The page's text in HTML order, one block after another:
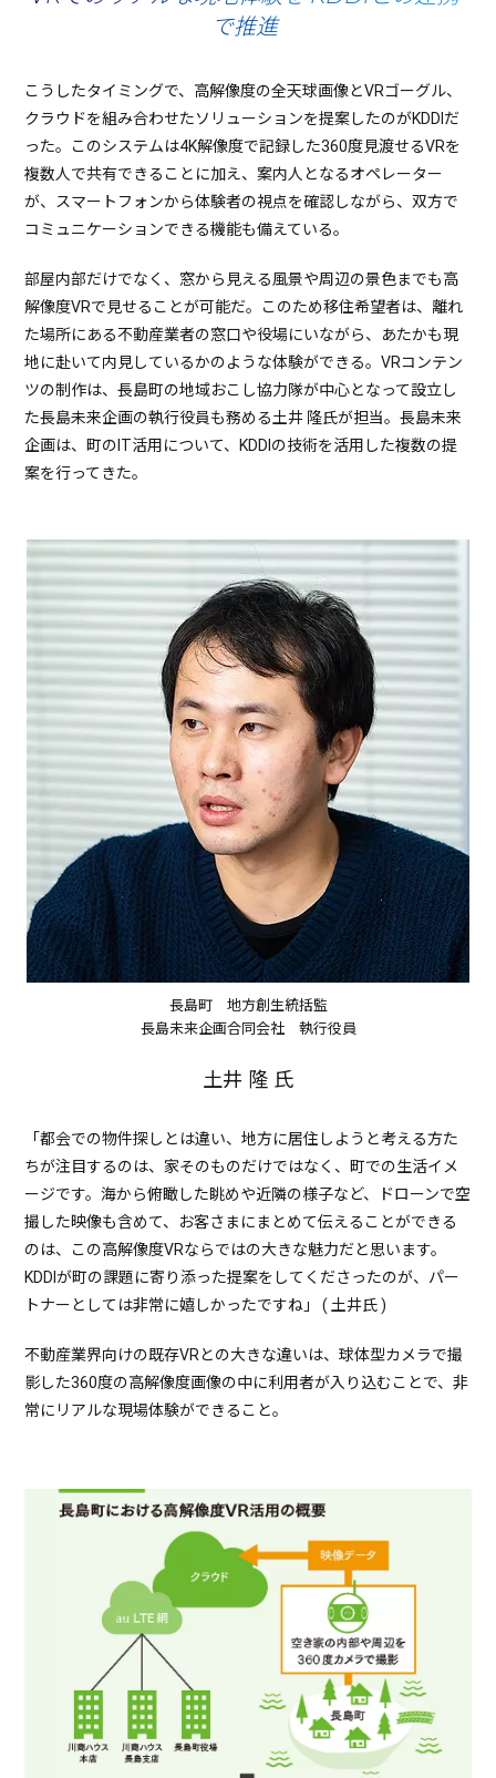
で推進
こうしたタイミングで、高解像度の全天球画像とVRゴーグル、
クラウドを組み合わせたソリューションを提案したのがKDDIだ
った。このシステムは4K解像度で記録した360度見渡せるVRを
複数人で共有できることに加え、案内人となるオペレーター
が、スマートフォンから体験者の視点を確認しながら、双方で
コミュニケーションできる機能も備えている。
部屋内部だけでなく、窓から見える風景や周辺の景色までも高
解像度VRで見せることが可能だ。このため移住希望者は、離れ
た場所にある不動産業者の窓口や役場にいながら、あたかも現
地に赴いて内見しているかのような体験ができる。VRコンテン
ツの制作は、長島町の地域おこし協力隊が中心となって設立し
た長島未来企画の執行役員も務める土井 隆氏が担当。長島未来
企画は、町のIT活用について、KDDIの技術を活用した複数の提
案を行ってきた。
「都会での物件探しとは違い、地方に居住しようと考える方た
ちが注目するのは、家そのものだけではなく、町での生活イメ
ージです。海から俯瞰した眺めや近隣の様子など、ドローンで空
撮した映像も含めて、お客さまにまとめて伝えることができる
のは、この高解像度VRならではの大きな魅力だと思います。
KDDIが町の課題に寄り添った提案をしてくださったのが、パー
トナーとしては非常に嬉しかったですね」 ( 土井氏 )
不動産業界向けの既存VRとの大きな違いは、球体型カメラで撮
影した360度の高解像度画像の中に利用者が入り込むことで、非
常にリアルな現場体験ができること。
長島町 地方創生統括監
長島未来企画合同会社 執行役員
土井 隆 氏